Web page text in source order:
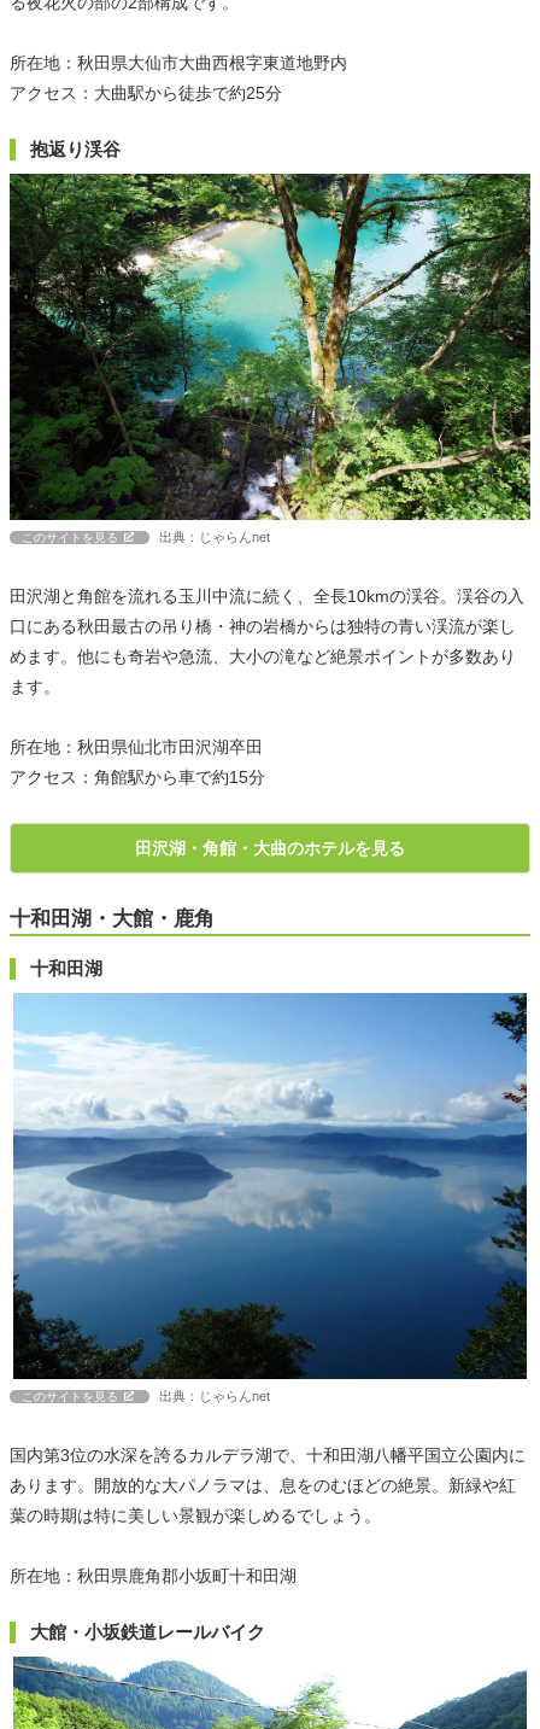
所在地：秋田県大仙市大曲西根字東道地野内
アクセス：大曲駅から徒歩で約25分
抱返り渓谷
このサイトを見る 出典：じゃらんnet
田沢湖と角館を流れる玉川中流に続く、全長10kmの渓谷。渓谷の入
口にある秋田最古の吊り橋・神の岩橋からは独特の青い渓流が楽し
めます。他にも奇岩や急流、大小の滝など絶景ポイントが多数あり
ます。
所在地：秋田県仙北市田沢湖卒田
アクセス：角館駅から車で約15分
田沢湖・角館・大曲のホテルを見る
十和田湖・大館・鹿角
十和田湖
このサイトを見る 出典：じゃらんnet
国内第3位の水深を誇るカルデラ湖で、十和田湖八幡平国立公園内に
あります。開放的な大パノラマは、息をのむほどの絶景。新緑や紅
葉の時期は特に美しい景観が楽しめるでしょう。
所在地：秋田県鹿角郡小坂町十和田湖
大館・小坂鉄道レールバイク